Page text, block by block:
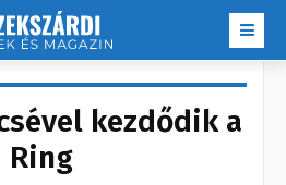
kezdődik a
Ring